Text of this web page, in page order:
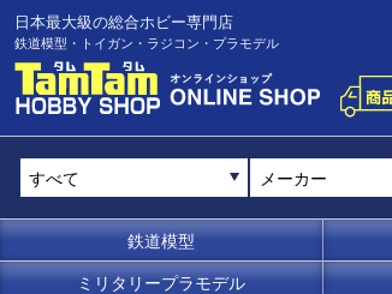
日本最大級の総合ホビー専門店
鉄道模型・トイガン・ラジコン・プラモデル
メーカー
鉄道模型
ミリタリープラモデル